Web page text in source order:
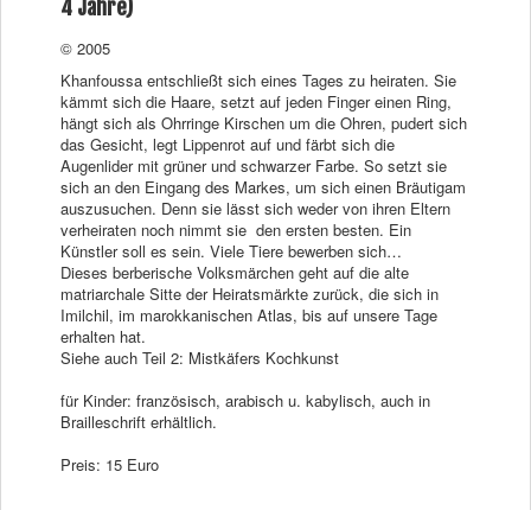
4 Jahre)
© 2005
Khanfoussa entschließt sich eines Tages zu heiraten. Sie
kämmt sich die Haare, setzt auf jeden Finger einen Ring,
hängt sich als Ohrringe Kirschen um die Ohren, pudert sich
das Gesicht, legt Lippenrot auf und färbt sich die
Augenlider mit grüner und schwarzer Farbe. So setzt sie
sich an den Eingang des Markes, um sich einen Bräutigam
auszusuchen. Denn sie lässt sich weder von ihren Eltern
verheiraten noch nimmt sie den ersten besten. Ein
Künstler soll es sein. Viele Tiere bewerben sich…
Dieses berberische Volksmärchen geht auf die alte
matriarchale Sitte der Heiratsmärkte zurück, die sich in
Imilchil, im marokkanischen Atlas, bis auf unsere Tage
erhalten hat.
Siehe auch Teil 2: Mistkäfers Kochkunst
für Kinder: französisch, arabisch u. kabylisch, auch in
Brailleschrift erhältlich.
Preis: 15 Euro